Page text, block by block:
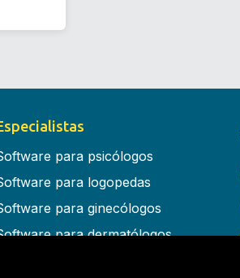
para psicólogos
para logopedas
para ginecólogos
para dermatólogos